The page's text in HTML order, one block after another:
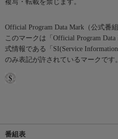
複写・転載を禁じます。
Official Program Data Mark（公式番
このマークは「Official Program
式情報である「SI(Service
のみ表記が許されているマークです。
番組表